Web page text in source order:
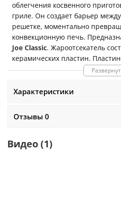
облегчения косвенного
гриле. Он создает барьер
решетке, моментально
конвекционную печь.
Joe Classic. Жароотсекатель
керамических пластин.
разные уровни. Размер:38 x 19
Характеристики
Отзывы 0
Видео(1)